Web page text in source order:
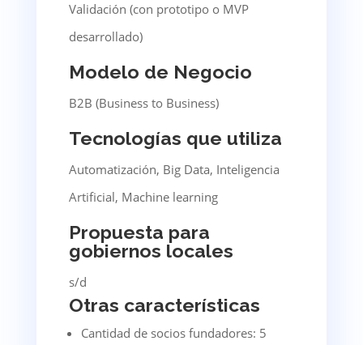
Validación (con prototipo o MVP
desarrollado)
Modelo de Negocio
B2B (Business to Business)
Tecnologías que utiliza
Automatización, Big Data, Inteligencia
Artificial, Machine learning
Propuesta para
gobiernos locales
s/d
Otras características
Cantidad de socios fundadores: 5